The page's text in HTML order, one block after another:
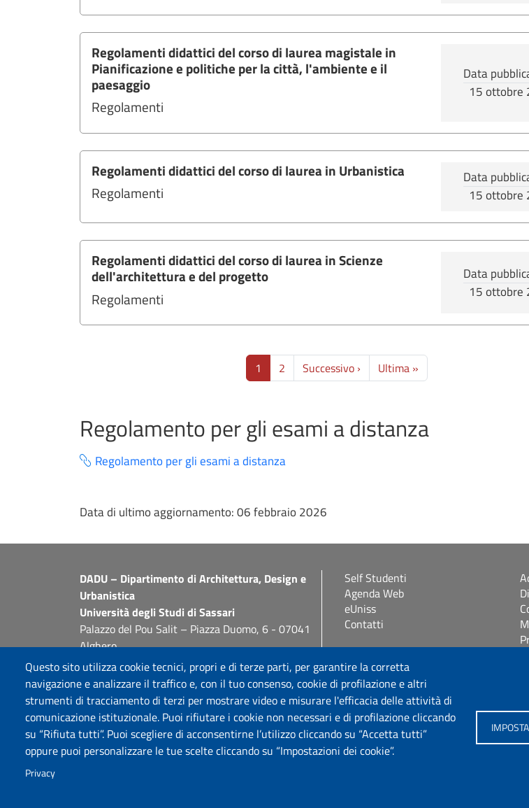
Questo sito utilizza cookie tecnici, propri e di terze parti, per garantire la corretta
navigazione e analizzare il traffico e, con il tuo consenso, cookie di profilazione e altri
strumenti di tracciamento di terzi per mostrare video e misurare l'efficacia delle attività di
comunicazione istituzionale. Puoi rifiutare i cookie non necessari e di profilazione cliccando
su “Rifiuta tutti”. Puoi scegliere di acconsentirne l’utilizzo cliccando su “Accetta tutti”
oppure puoi personalizzare le tue scelte cliccando su “Impostazioni dei cookie”.
Privacy
Regolamenti didattici del corso di laurea magistale in
Pianificazione e politiche per la città, l'ambiente e il
paesaggio
Regolamenti
Data
15 ottobre
Regolamenti didattici del corso di laurea in Urbanistica
Regolamenti
Data
15 ottobre
Regolamenti didattici del corso di laurea in Scienze
dell'architettura e del progetto
Regolamenti
Data
15 ottobre
1 2 Successivo › Pagina successiva
Ultima »
Regolamento per gli esami a distanza
Regolamento per gli esami a distanza
Data di ultimo aggiornamento:06 febbraio 2026
DADU – Dipartimento di Architettura, Design e
Urbanistica
Università degli Studi di Sassari
Palazzo del Pou Salit – Piazza Duomo, 6 - 07041
Alghero
dip.architettura.design.urbanistica@pec.uniss.it
aaadip@uniss.it
Self Studenti
Agenda Web
eUniss
Contatti
Seguici su